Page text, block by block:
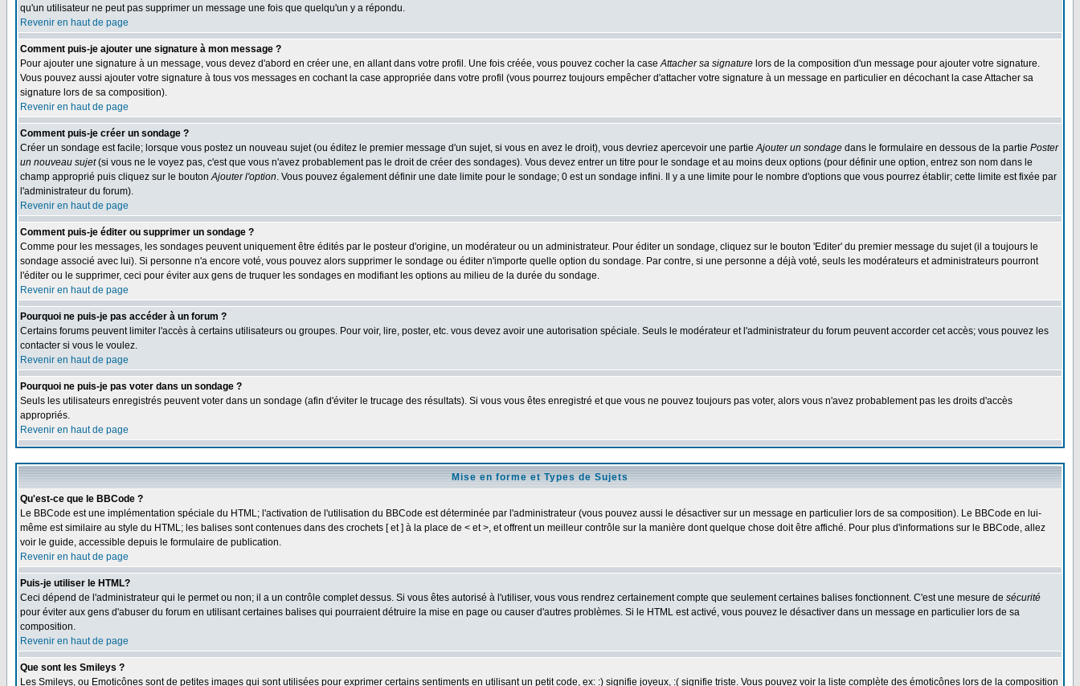
qu'un utilisateur ne peut pas supprimer un message une fois que quelqu'un y a répondu.
Revenir en haut de page
Comment puis-je ajouter une signature à mon message ?
Pour ajouter une signature à un message, vous devez d'abord en créer une, en allant dans votre profil. Une fois créée, vous pouvez cocher la caseAttacher sa signature lors de la composition d'un message pour ajouter votre signature.
Vous pouvez aussi ajouter votre signature à tous vos messages en cochant la case appropriée dans votre profil (vous pourrez toujours empêcher d'attacher votre signature à un message en particulier en décochant la case Attacher sa
signature lors de sa composition).
Revenir en haut de page
Comment puis-je créer un sondage ?
Créer un sondage est facile; lorsque vous postez un nouveau sujet (ou éditez le premier message d'un sujet, si vous en avez le droit), vous devriez apercevoir une partieAjouter un sondage dans le formulaire en dessous de la partie Poster
un nouveau sujet(si vous ne le voyez pas, c'est que vous n'avez probablement pas le droit de créer des sondages). Vous devez entrer un titre pour le sondage et au moins deux options (pour définir une option, entrez son nom dans le
champ approprié puis cliquez sur le boutonAjouter l'option. Vous pouvez également définir une date limite pour le sondage; 0 est un sondage infini. Il y a une limite pour le nombre d'options que vous pourrez établir; cette limite est fixée par
l'administrateur du forum).
Revenir en haut de page
Comment puis-je éditer ou supprimer un sondage ?
Comme pour les messages, les sondages peuvent uniquement être édités par le posteur d'origine, un modérateur ou un administrateur. Pour éditer un sondage, cliquez sur le bouton 'Editer' du premier message du sujet (il a toujours le
sondage associé avec lui). Si personne n'a encore voté, vous pouvez alors supprimer le sondage ou éditer n'importe quelle option du sondage. Par contre, si une personne a déjà voté, seuls les modérateurs et administrateurs pourront
l'éditer ou le supprimer, ceci pour éviter aux gens de truquer les sondages en modifiant les options au milieu de la durée du sondage.
Revenir en haut de page
Pourquoi ne puis-je pas accéder à un forum ?
Certains forums peuvent limiter l'accès à certains utilisateurs ou groupes. Pour voir, lire, poster, etc. vous devez avoir une autorisation spéciale. Seuls le modérateur et l'administrateur du forum peuvent accorder cet accès; vous pouvez les
contacter si vous le voulez.
Revenir en haut de page
Pourquoi ne puis-je pas voter dans un sondage ?
Seuls les utilisateurs enregistrés peuvent voter dans un sondage (afin d'éviter le trucage des résultats). Si vous vous êtes enregistré et que vous ne pouvez toujours pas voter, alors vous n'avez probablement pas les droits d'accès
appropriés.
Revenir en haut de page
Mise en forme et Types de Sujets
Qu'est-ce que le BBCode ?
Le BBCode est une implémentation spéciale du HTML; l'activation de l'utilisation du BBCode est déterminée par l'administrateur (vous pouvez aussi le désactiver sur un message en particulier lors de sa composition). Le BBCode en lui-
même est similaire au style du HTML; les balises sont contenues dans des crochets [ et ] à la place de < et >, et offrent un meilleur contrôle sur la manière dont quelque chose doit être affiché. Pour plus d'informations sur le BBCode, allez
voir le guide, accessible depuis le formulaire de publication.
Revenir en haut de page
Puis-je utiliser le HTML?
Ceci dépend de l'administrateur qui le permet ou non; il a un contrôle complet dessus. Si vous êtes autorisé à l'utiliser, vous vous rendrez certainement compte que seulement certaines balises fonctionnent. C'est une mesure de sécurité
pour éviter aux gens d'abuser du forum en utilisant certaines balises qui pourraient détruire la mise en page ou causer d'autres problèmes. Si le HTML est activé, vous pouvez le désactiver dans un message en particulier lors de sa
composition.
Revenir en haut de page
Que sont les Smileys ?
Les Smileys, ou Emoticônes sont de petites images qui sont utilisées pour exprimer certains sentiments en utilisant un petit code, ex: :) signifie joyeux, :( signifie triste. Vous pouvez voir la liste complète des émoticônes lors de la composition